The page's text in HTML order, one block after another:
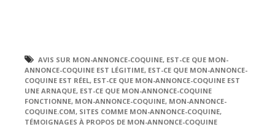
AVIS SUR MON-ANNONCE-COQUINE, EST-CE QUE MON-
ANNONCE-COQUINE EST LÉGITIME, EST-CE QUE MON-ANNONCE-
COQUINE EST RÉEL, EST-CE QUE MON-ANNONCE-COQUINE EST
UNE ARNAQUE, EST-CE QUE MON-ANNONCE-COQUINE
FONCTIONNE, MON-ANNONCE-COQUINE, MON-ANNONCE-
COQUINE.COM, SITES COMME MON-ANNONCE-COQUINE,
TÉMOIGNAGES À PROPOS DE MON-ANNONCE-COQUINE